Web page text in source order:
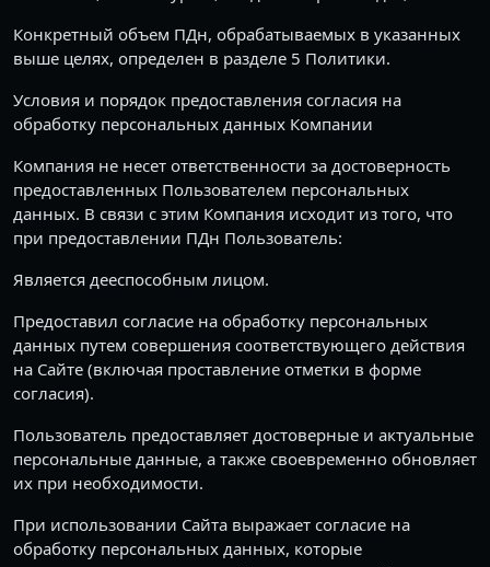
Конкретный объем ПДн, обрабатываемых в указанных
выше целях, определен в разделе 5 Политики.
Условия и порядок предоставления согласия на
обработку персональных данных Компании
Компания не несет ответственности за достоверность
предоставленных Пользователем персональных
данных. В связи с этим Компания исходит из того, что
при предоставлении ПДн Пользователь:
Является дееспособным лицом.
Предоставил согласие на обработку персональных
данных путем совершения соответствующего действия
на Сайте (включая проставление отметки в форме
согласия).
Пользователь предоставляет достоверные и актуальные
персональные данные, а также своевременно обновляет
их при необходимости.
При использовании Сайта выражает согласие на
обработку персональных данных, которые